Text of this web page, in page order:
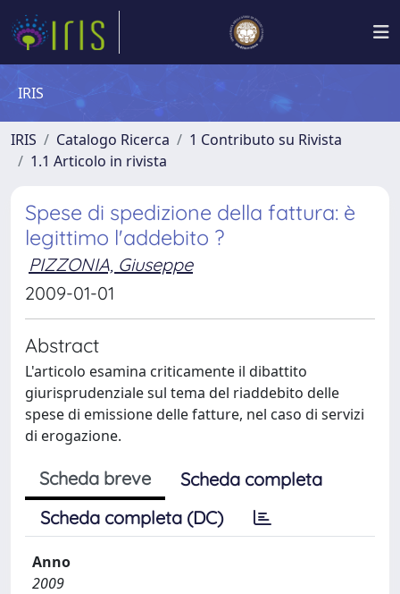
IRIS
IRIS Catalogo Ricerca
1 Contributo su Rivista
1.1 Articolo in rivista
Spese di spedizione della fattura: è
legittimo l'addebito ?
PIZZONIA, Giuseppe
2009-01-01
Abstract
L'articolo esamina criticamente il dibattito
giurisprudenziale sul tema del riaddebito delle
spese di emissione delle fatture, nel caso di servizi
di erogazione.
Scheda breve
Scheda completa
Scheda completa (DC)
Anno
2009